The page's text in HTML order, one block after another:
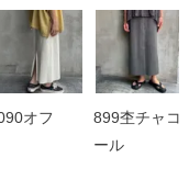
オフ
899杢チャコ
ール